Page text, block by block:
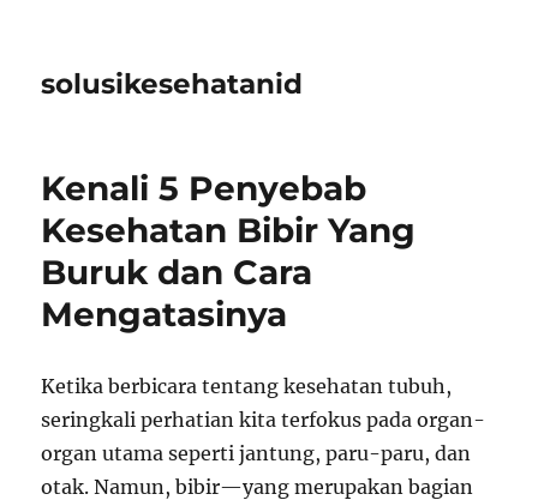
solusikesehatanid
Kenali 5 Penyebab
Kesehatan Bibir Yang
Buruk dan Cara
Mengatasinya
Ketika berbicara tentang kesehatan tubuh,
seringkali perhatian kita terfokus pada organ-
organ utama seperti jantung, paru-paru, dan
otak. Namun, bibir—yang merupakan bagian